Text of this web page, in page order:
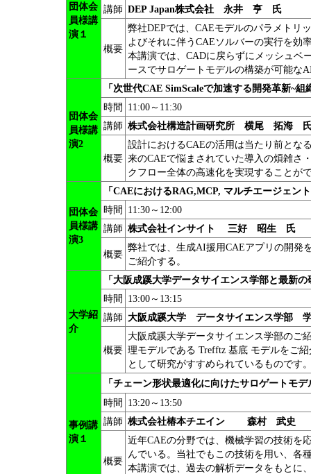
団体会
員様講
演１
講師 DEP Japan株式会社 永井 亨 氏
概要
弊社DEPでは、CAEモデルのパラメトリ
よびそれに伴うCAEソルバーの実行を効
本講演では、CADに戻らずにメッシュベ
ースでサロゲートモデルの構築が可能な
団体会
員様講
演2
「次世代CAE SimScaleで加速する開発革新~
時間
11:00～11:30
講師 株式会社構造計画研究所 横尾 拓海
概要
設計におけるCAEの活用は当たり前とな
来のCAEで悩まされていた導入の煩雑さ
クフロー全体の高速化を実現することが
団体会
員様講
演3
「CAEにおけるRAG,MCP, マルチエージェン
時間
11:30～12:00
講師 株式会社インサイト 三好 昭生 氏
概要
弊社では、生成AI援用CAEアプリの開発
ご紹介する。
大学紹
介
「大阪成蹊大学データサイエンス学部と最新
時間
13:00～13:15
講師 大阪成蹊大学 データサイエンス学
概要
大阪成蹊大学データサイエンス学部のご
理モデルである Trefftz 基底 モデルをご
として研究がすすめられているものです
事例講
演１
「チェーン形状最適化に向けたサロゲートモ
時間
13:20～13:50
講師 株式会社椿本チエイン 森村 武史
概要
近年CAEの分野では、機械学習の技術を
んでいる。当社でもこの技術を用い、各
本講演では、過去の解析データをもとに